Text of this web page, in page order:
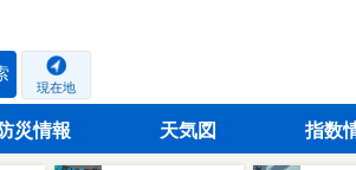
現在地
災情報 天気図 指数